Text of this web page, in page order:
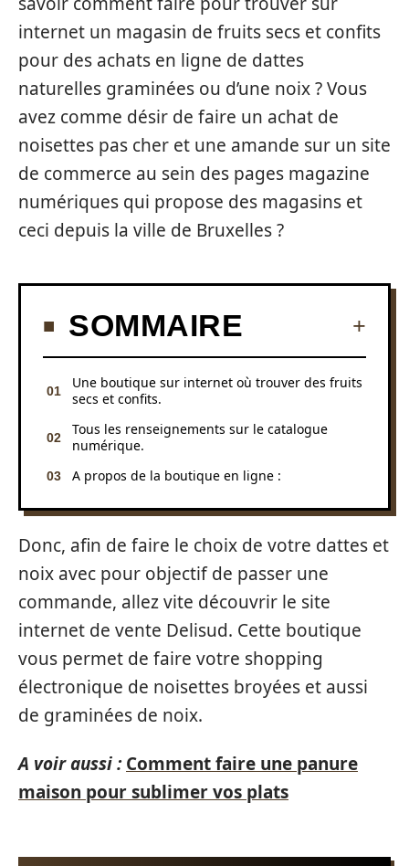
internet un magasin de fruits secs et confits
pour des achats en ligne de dattes
naturelles graminées ou d’une noix ? Vous
avez comme désir de faire un achat de
noisettes pas cher et une amande sur un site
de commerce au sein des pages magazine
numériques qui propose des magasins et
ceci depuis la ville de Bruxelles ?
SOMMAIRE
Une boutique sur internet où trouver des fruits
secs et confits.
Tous les renseignements sur le catalogue
numérique.
A propos de la boutique en ligne :
Donc, afin de faire le choix de votre dattes et
noix avec pour objectif de passer une
commande, allez vite découvrir le site
internet de vente Delisud. Cette boutique
vous permet de faire votre shopping
électronique de noisettes broyées et aussi
de graminées de noix.
A voir aussi : Comment faire une panure
maison pour sublimer vos plats